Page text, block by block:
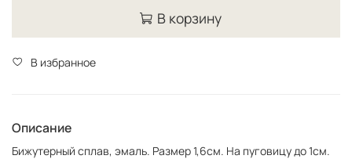
В корзину
В избранное
Описание
Бижутерный сплав, эмаль. Размер 1,6см. На пуговицу до 1см.